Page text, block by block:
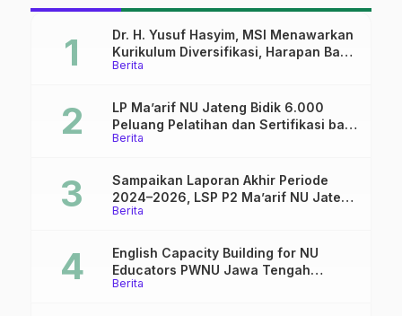
Berita
Dr. H. Yusuf Hasyim, MSI Menawarkan
Kurikulum Diversifikasi, Harapan Baru
dalam dunia pendidikan
Berita
LP Ma’arif NU Jateng Bidik 6.000
Peluang Pelatihan dan Sertifikasi bagi
Lulusan SMK
Berita
Sampaikan Laporan Akhir Periode
2024–2026, LSP P2 Ma’arif NU Jateng
Mantapkan Sinergi Link and Match
Berita
English Capacity Building for NU
Educators PWNU Jawa Tengah
Batch#4; Membuka Jalan Menuju